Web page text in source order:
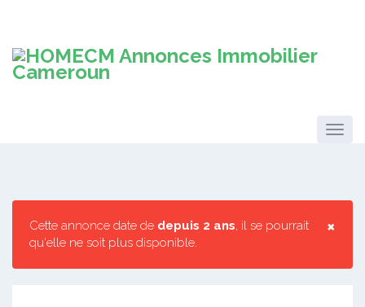
×
Cette annonce date de depuis 2 ans, il se pourrait
qu'elle ne soit plus disponible.